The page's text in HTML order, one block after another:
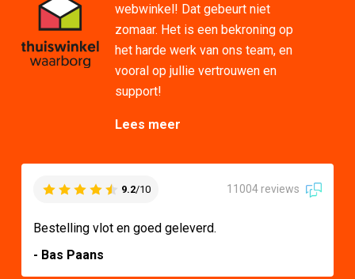
webwinkel! Dat gebeurt niet
zomaar. Het is een bekroning op
het harde werk van ons team, en
vooral op jullie vertrouwen en
support!
Lees meer
9.2/10 11004 reviews
Bestelling vlot en goed geleverd.
- Bas Paans